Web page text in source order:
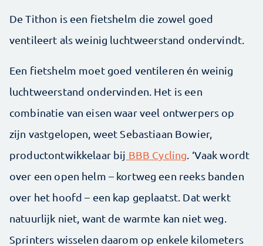
De Tithon is een fietshelm die zowel goed
ventileert als weinig luchtweerstand ondervindt.
Een fietshelm moet goed ventileren én weinig
luchtweerstand ondervinden. Het is een
combinatie van eisen waar veel ontwerpers op
zijn vastgelopen, weet Sebastiaan Bowier,
productontwikkelaar bij BBB Cycling . ‘Vaak wordt
over een open helm – kortweg een reeks banden
over het hoofd – een kap geplaatst. Dat werkt
natuurlijk niet, want de warmte kan niet weg.
Sprinters wisselen daarom op enkele kilometers